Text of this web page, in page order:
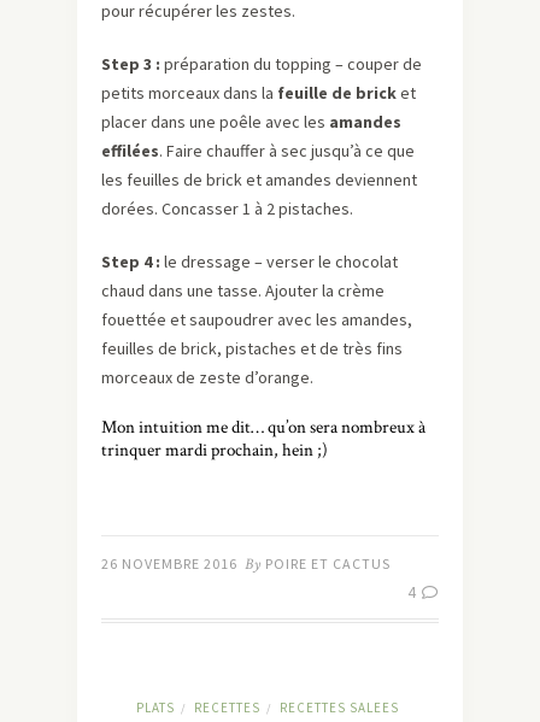
pour récupérer les zestes.
Step 3 : préparation du topping – couper de
petits morceaux dans la feuille de bricket
placer dans une poêle avec les amandes
effilées. Faire chauffer à sec jusqu’à ce que
les feuilles de brick et amandes deviennent
dorées. Concasser 1 à 2 pistaches.
Step 4 : le dressage – verser le chocolat
chaud dans une tasse. Ajouter la crème
fouettée et saupoudrer avec les amandes,
feuilles de brick, pistaches et de très fins
morceaux de zeste d’orange.
Mon intuition me dit… qu’on sera nombreux à
trinquer mardi prochain, hein ;)
26 NOVEMBRE 2016 By POIRE ET CACTUS
4
PLATS / RECETTES / RECETTES SALEES